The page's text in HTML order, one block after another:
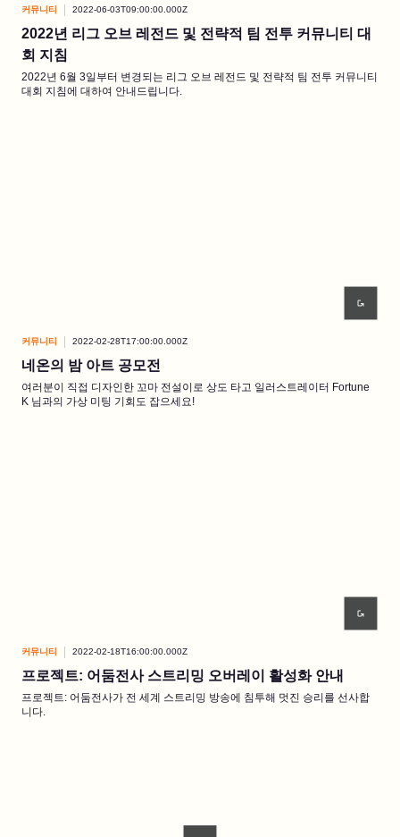
커뮤니티 2022-06-03T09:00:00.000Z
2022년 리그 오브 레전드 및 전략적 팀 전투 커뮤니티 대
회 지침
2022년 6월 3일부터 변경되는 리그 오브 레전드 및 전략적 팀 전투 커뮤니티
대회 지침에 대하여 안내드립니다.
커뮤니티 2022-02-28T17:00:00.000Z
네온의 밤 아트 공모전
여러분이 직접 디자인한 꼬마 전설이로 상도 타고 일러스트레이터 Fortune
K 님과의 가상 미팅 기회도 잡으세요!
커뮤니티 2022-02-18T16:00:00.000Z
프로젝트: 어둠전사 스트리밍 오버레이 활성화 안내
프로젝트: 어둠전사가 전 세계 스트리밍 방송에 침투해 멋진 승리를 선사합
니다.